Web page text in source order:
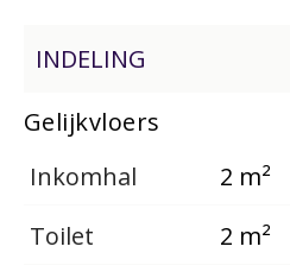
INDELING
Gelijkvloers
Inkomhal
2 m²
Toilet
2 m²